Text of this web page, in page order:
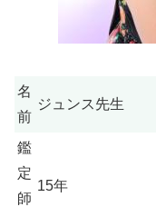
名
前
ジュンス先生
鑑
定
師
15年